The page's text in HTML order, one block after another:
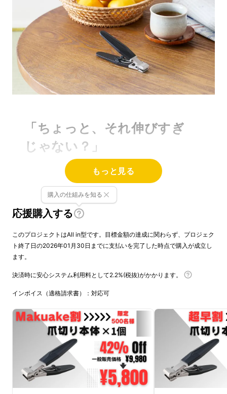
「ちょっと、それ伸びすぎ
じゃない？」
夕食のあと、妻にそう指摘されて初め
て気づく。
もっと見る
応援購入する
購入の仕組みを知る
このプロジェクトはAll in型です。目標金額の達成に関わらず、プロジェク
ト終了日の2026年01月30日までに支払いを完了した時点で購入が成立し
ます。
決済時に安心システム利用料として2.2%(税抜)がかかります。
インボイス（適格請求書）：対応可